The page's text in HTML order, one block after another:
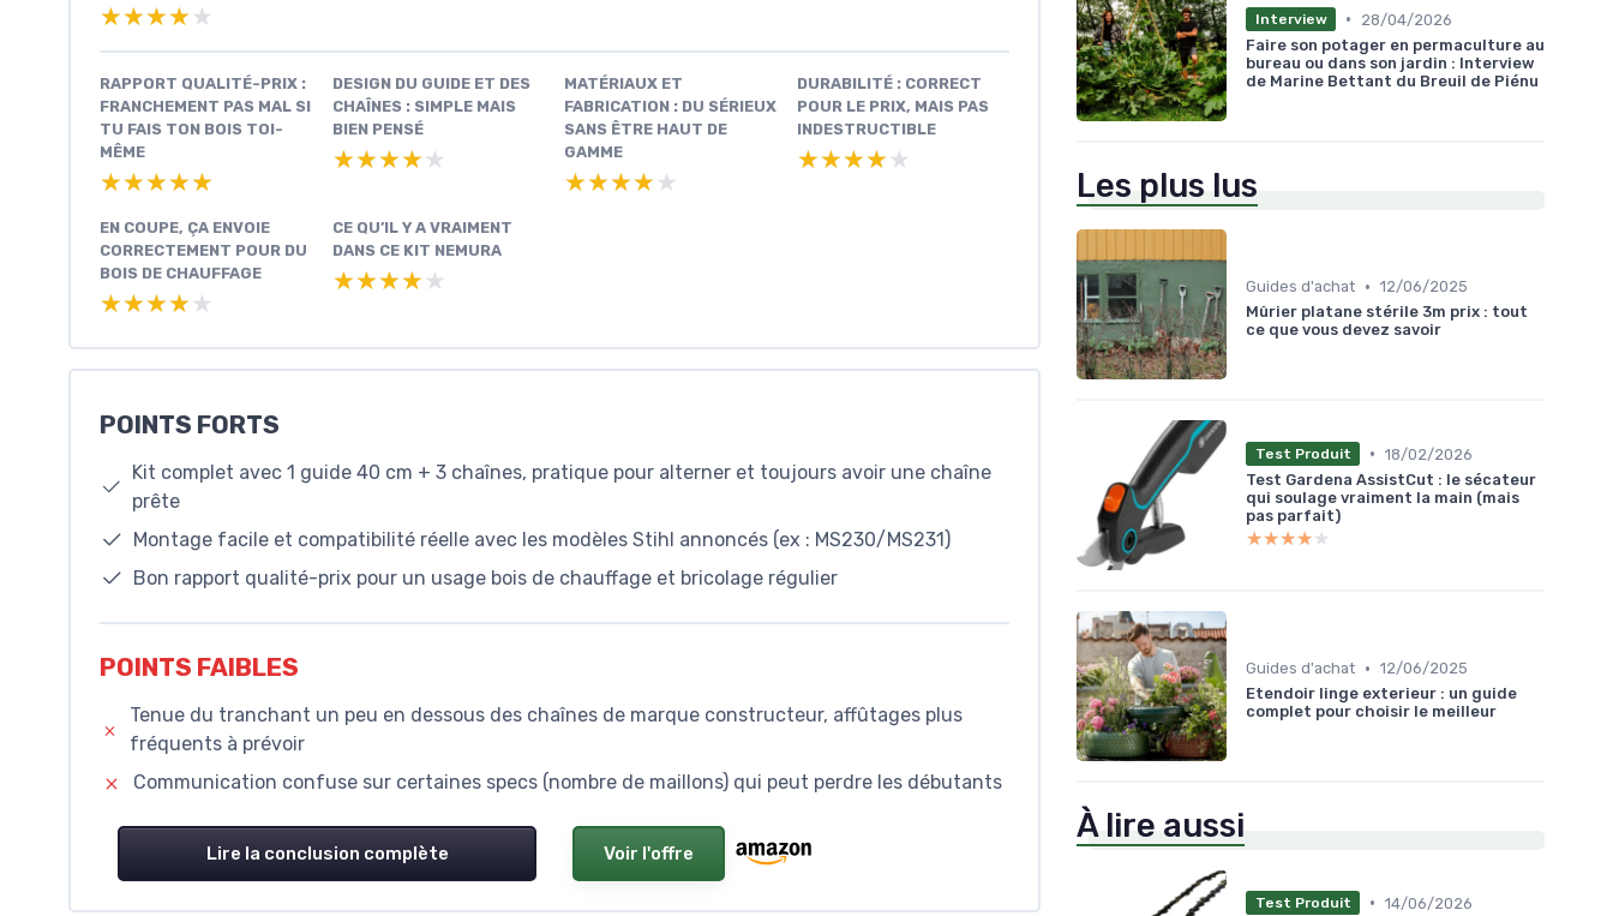
★★★★★
★★★★★
RAPPORT QUALITÉ-PRIX :
FRANCHEMENT PAS MAL SI
TU FAIS TON BOIS TOI-
MÊME
★★★★★
★★★★★
DESIGN DU GUIDE ET DES
CHAÎNES : SIMPLE MAIS
BIEN PENSÉ
★★★★★
★★★★★
MATÉRIAUX ET
FABRICATION : DU SÉRIEUX
SANS ÊTRE HAUT DE
GAMME
★★★★★
★★★★★
DURABILITÉ : CORRECT
POUR LE PRIX, MAIS PAS
INDESTRUCTIBLE
★★★★★
★★★★★
EN COUPE, ÇA ENVOIE
CORRECTEMENT POUR DU
BOIS DE CHAUFFAGE
★★★★★
★★★★★
CE QU’IL Y A VRAIMENT
DANS CE KIT NEMURA
★★★★★
★★★★★
POINTS FORTS
Kit complet avec 1 guide 40 cm + 3 chaînes, pratique pour alterner et toujours avoir une chaîne
prête
Montage facile et compatibilité réelle avec les modèles Stihl annoncés (ex : MS230/MS231)
Bon rapport qualité-prix pour un usage bois de chauffage et bricolage régulier
POINTS FAIBLES
Tenue du tranchant un peu en dessous des chaînes de marque constructeur, affûtages plus
fréquents à prévoir
Communication confuse sur certaines specs (nombre de maillons) qui peut perdre les débutants
Lire la conclusion complète Voir l'offre
Interview •
28/04/2026
Faire son potager en permaculture au
bureau ou dans son jardin : Interview
de Marine Bettant du Breuil de Piénu
Les plus lus
Guides d'achat • 12/06/2025
Mûrier platane stérile 3m prix : tout
ce que vous devez savoir
Test Produit • 18/02/2026
Test Gardena AssistCut : le sécateur
qui soulage vraiment la main (mais
pas parfait)
★★★★★
★★★★★
Guides d'achat • 12/06/2025
Etendoir linge exterieur : un guide
complet pour choisir le meilleur
À lire aussi
Test Produit • 14/06/2026